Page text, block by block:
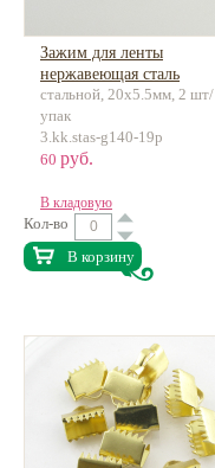
Зажим для ленты
нержавеющая сталь
стальной, 20х5.5мм, 2 шт/
упак
3.kk.stas-g140-19p
60 руб.
В кладовую
Кол-во
В корзину